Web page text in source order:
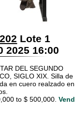
Lote 1
2025 16:00
DEL SEGUNDO
SIGLO XIX. Silla de
en cuero realzado en
to $ 500,000.